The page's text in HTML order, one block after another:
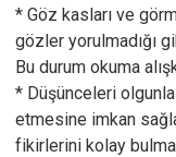
* Göz kasları ve
gözler yorulmadığı
Bu durum okuma
* Düşünceleri
etmesine imkan
fikirlerini kolay